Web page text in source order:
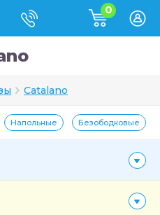
0
Catalano
Напольные Безободковые